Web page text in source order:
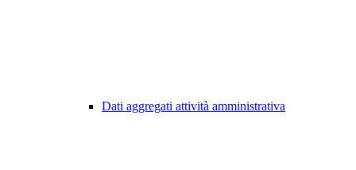
Dati aggregati attività amministrativa